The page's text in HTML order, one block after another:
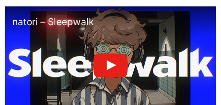
natori – Sleepwalk